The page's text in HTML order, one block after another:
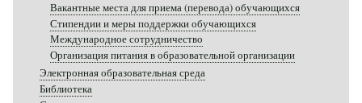
Вакантные места для приема (перевода) обучающихся
Стипендии и меры поддержки обучающихся
Международное сотрудничество
Организация питания в образовательной организации
Электронная образовательная среда
Библиотека